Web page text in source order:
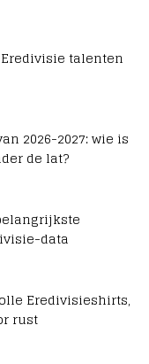
Eredivisie talenten
2026-2027: wie is
de lat?
data
Eredivisieshirts,
rust